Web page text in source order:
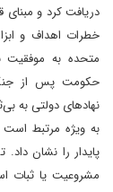
دریافت کرد و
خطرات اهداف و
متحده به موفقیت
حکومت پس از جنگ
نهادهای دولتی به
به ویژه مرتبط
پایدار را نشان
مشروعیت یا ثبات